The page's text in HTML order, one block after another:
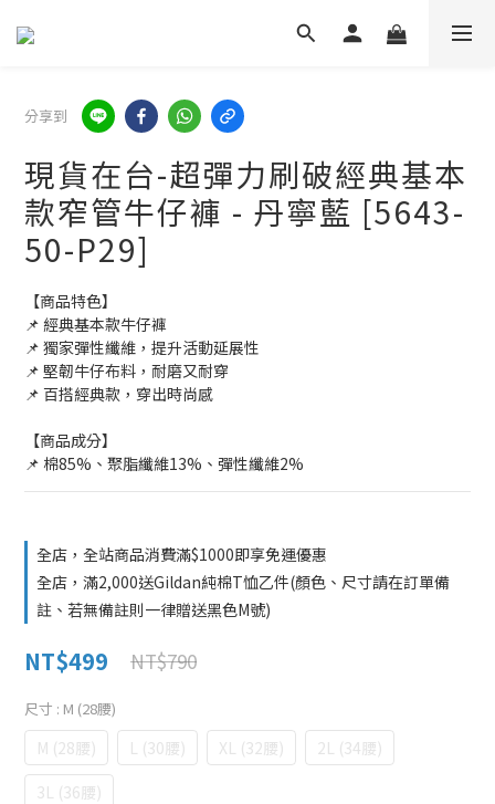
分享到
現貨在台-超彈力刷破經典基本
款窄管牛仔褲 - 丹寧藍 [5643-
50-P29]
【商品特色】
📌 經典基本款牛仔褲
📌 獨家彈性纖維，提升活動延展性
📌 堅韌牛仔布料，耐磨又耐穿
📌 百搭經典款，穿出時尚感
【商品成分】
📌 棉85%、聚脂纖維13%、彈性纖維2%
全店，全站商品消費滿$1000即享免運優惠
全店，滿2,000送Gildan純棉T恤乙件(顏色、尺寸請在訂單備
註、若無備註則一律贈送黑色M號)
NT$499 NT$790
尺寸 : M (28腰)
M (28腰) L (30腰) XL (32腰)
2L (34腰)
3L (36腰)